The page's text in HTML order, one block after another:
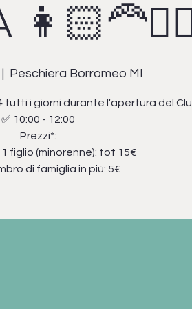
Peschiera Borromeo MI
tutti i giorni durante l'apertura del
✅ 10:00 - 12:00
Prezzi*:
figlio (minorenne): tot 15€
di famiglia in più: 5€